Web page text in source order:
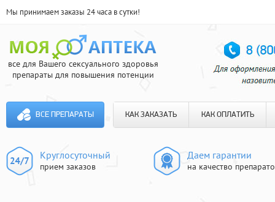
Мы принимаем заказы 24 часа в сутки!
все для Вашего сексуального здоровья
препараты для повышения потенции
ВСЕ ПРЕПАРАТЫ КАК ЗАКАЗАТЬ КАК ОПЛАТИТЬ
Круглосуточный
прием заказов
Даем гарантии
на качество